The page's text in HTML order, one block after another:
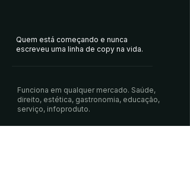
Quem está começando e nunca
escreveu uma linha de copy na vida.
Funciona em qualquer mercado. Saúde,
direito, estética, gastronomia, educação,
serviço, infoproduto.